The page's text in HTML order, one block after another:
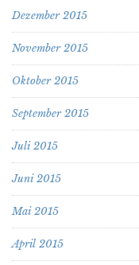
Dezember 2015
November 2015
Oktober 2015
September 2015
Juli 2015
Juni 2015
Mai 2015
April 2015